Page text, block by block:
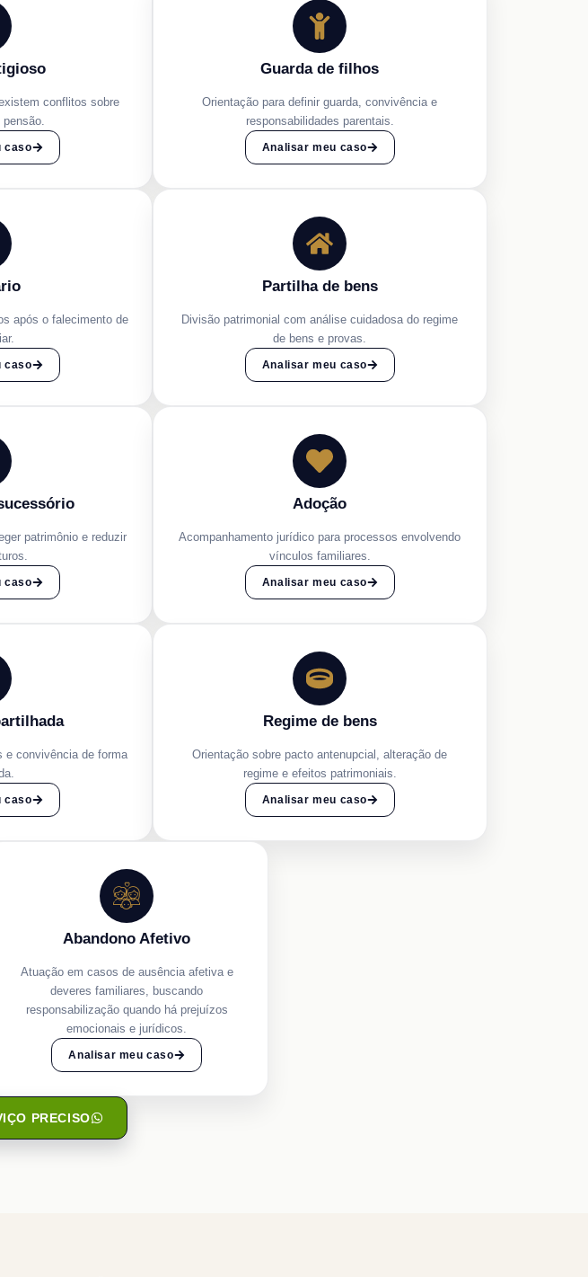
conflitos sobre
pensão.
caso
Guarda de filhos
Orientação para definir guarda, convivência e
responsabilidades parentais.
Analisar meu caso
após o falecimento de
caso
Partilha de bens
Divisão patrimonial com análise cuidadosa do regime
de bens e provas.
Analisar meu caso
patrimônio e reduzir
caso
Adoção
Acompanhamento jurídico para processos envolvendo
vínculos familiares.
Analisar meu caso
e convivência de forma
caso
Regime de bens
Orientação sobre pacto antenupcial, alteração de
regime e efeitos patrimoniais.
Analisar meu caso
Abandono Afetivo
Atuação em casos de ausência afetiva e
deveres familiares, buscando
responsabilização quando há prejuízos
emocionais e jurídicos.
Analisar meu caso
PRECISO